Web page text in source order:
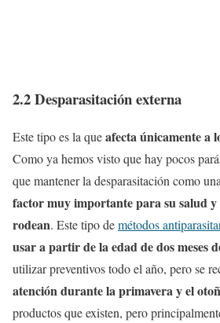
2.2 Desparasitación externa
Este tipo es la queafecta únicamente a
Como ya hemos visto que hay pocos
que mantener la desparasitación como
factor muy importante para su salud y
rodean. Este tipo demétodos
usar a partir de la edad de dos meses
utilizar preventivos todo el año, pero se
atención durante la primavera y el
productos que existen, pero